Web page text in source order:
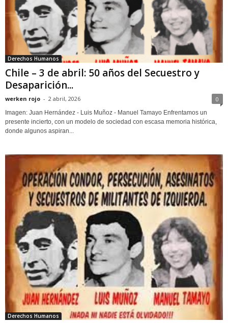
Derechos Humanos
Chile – 3 de abril: 50 años del Secuestro y
Desaparición...
werken rojo - 2 abril, 2026 0
Imagen: Juan Hernández - Luis Muñoz - Manuel Tamayo Enfrentamos un
presente incierto, con un modelo de sociedad con escasa memoria histórica,
donde algunos aspiran...
Derechos Humanos